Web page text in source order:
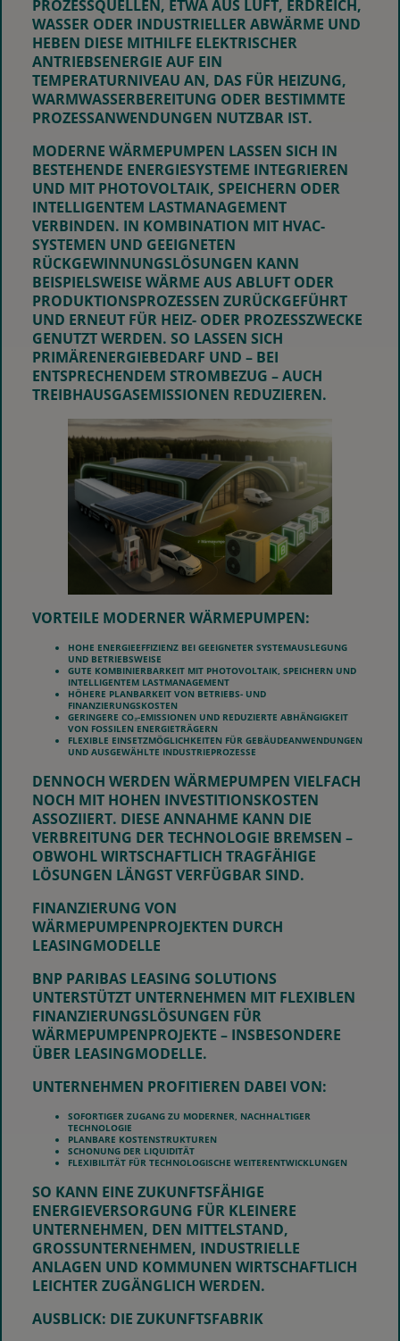
PROZESSQUELLEN, ETWA AUS LUFT, ERDREICH,
WASSER ODER INDUSTRIELLER ABWÄRME UND
HEBEN DIESE MITHILFE ELEKTRISCHER
ANTRIEBSENERGIE AUF EIN
TEMPERATURNIVEAU AN, DAS FÜR HEIZUNG,
WARMWASSERBEREITUNG ODER BESTIMMTE
PROZESSANWENDUNGEN NUTZBAR IST.
MODERNE WÄRMEPUMPEN LASSEN SICH IN
BESTEHENDE ENERGIESYSTEME INTEGRIEREN
UND MIT PHOTOVOLTAIK, SPEICHERN ODER
INTELLIGENTEM LASTMANAGEMENT
VERBINDEN. IN KOMBINATION MIT HVAC-
SYSTEMEN UND GEEIGNETEN
RÜCKGEWINNUNGSLÖSUNGEN KANN
BEISPIELSWEISE WÄRME AUS ABLUFT ODER
PRODUKTIONSPROZESSEN ZURÜCKGEFÜHRT
UND ERNEUT FÜR HEIZ- ODER PROZESSZWECKE
GENUTZT WERDEN. SO LASSEN SICH
PRIMÄRENERGIEBEDARF UND – BEI
ENTSPRECHENDEM STROMBEZUG – AUCH
TREIBHAUSGASEMISSIONEN REDUZIEREN.
VORTEILE MODERNER WÄRMEPUMPEN:
HOHE ENERGIEEFFIZIENZ BEI GEEIGNETER SYSTEMAUSLEGUNG
UND BETRIEBSWEISE
GUTE KOMBINIERBARKEIT MIT PHOTOVOLTAIK, SPEICHERN UND
INTELLIGENTEM LASTMANAGEMENT
HÖHERE PLANBARKEIT VON BETRIEBS- UND
FINANZIERUNGSKOSTEN
GERINGERE CO₂-EMISSIONEN UND REDUZIERTE ABHÄNGIGKEIT
VON FOSSILEN ENERGIETRÄGERN
FLEXIBLE EINSETZMÖGLICHKEITEN FÜR GEBÄUDEANWENDUNGEN
UND AUSGEWÄHLTE INDUSTRIEPROZESSE
DENNOCH WERDEN WÄRMEPUMPEN VIELFACH
NOCH MIT HOHEN INVESTITIONSKOSTEN
ASSOZIIERT. DIESE ANNAHME KANN DIE
VERBREITUNG DER TECHNOLOGIE BREMSEN –
OBWOHL WIRTSCHAFTLICH TRAGFÄHIGE
LÖSUNGEN LÄNGST VERFÜGBAR SIND.
FINANZIERUNG VON
WÄRMEPUMPENPROJEKTEN DURCH
LEASINGMODELLE
BNP PARIBAS LEASING SOLUTIONS
UNTERSTÜTZT UNTERNEHMEN MIT FLEXIBLEN
FINANZIERUNGSLÖSUNGEN FÜR
WÄRMEPUMPENPROJEKTE – INSBESONDERE
ÜBER LEASINGMODELLE.
UNTERNEHMEN PROFITIEREN DABEI VON:
SOFORTIGER ZUGANG ZU MODERNER, NACHHALTIGER
TECHNOLOGIE
PLANBARE KOSTENSTRUKTUREN
SCHONUNG DER LIQUIDITÄT
FLEXIBILITÄT FÜR TECHNOLOGISCHE WEITERENTWICKLUNGEN
SO KANN EINE ZUKUNFTSFÄHIGE
ENERGIEVERSORGUNG FÜR KLEINERE
UNTERNEHMEN, DEN MITTELSTAND,
GROSSUNTERNEHMEN, INDUSTRIELLE A
NLAGEN UND KOMMUNEN WIRTSCHAFTLICH L
EICHTER ZUGÄNGLICH WERDEN.
AUSBLICK: DIE ZUKUNFTSFABRIK